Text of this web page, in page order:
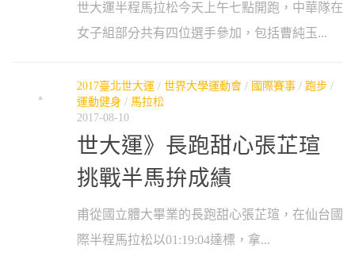
世大運半程馬拉松今天上午七點開跑，中華隊在
女子組部分共有四位選手參加，包括曹純玉...
2017臺北世大運 / 世界大學運動會 / 國際賽事 / 跑步 /
運動健身 / 馬拉松
2017-08-10
世大運》長跑甜心張芷瑄
挑戰半馬拚成績
甫從國立體大畢業的長跑甜心張芷瑄，在仙台國
際半程馬拉松以01:19:04達標，拿...